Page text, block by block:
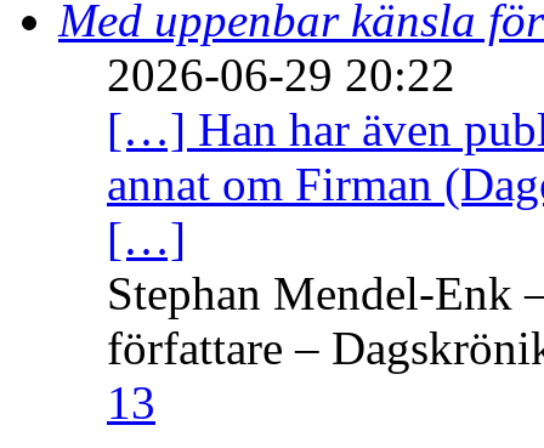
Med uppenbar känsla
2026-06-29 20:22
[…] Han har även
annat om Firman
[…]
Stephan Mendel-Enk
författare –
13